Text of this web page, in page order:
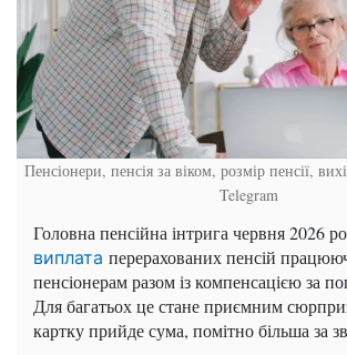
Пенсіонери, пенсія за віком, розмір пенсії,
Telegram
Головна пенсійна інтрига червня 2026
виплата перерахованих пенсій
пенсіонерам разом із компенсацією за
Для багатьох це стане приємним
картку прийде сума, помітно більша за